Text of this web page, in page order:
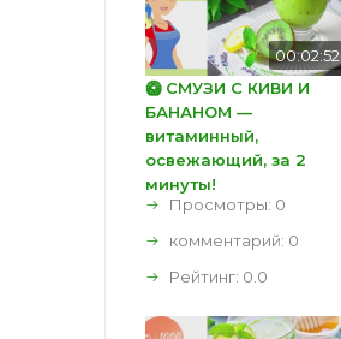
00:02:52
🥝 СМУЗИ С КИВИ И
БАНАНОМ —
витаминный,
освежающий, за 2
минуты!
Просмотры: 0
комментарий: 0
Рейтинг: 0.0